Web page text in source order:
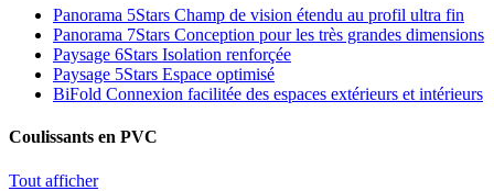
Panorama 5Stars Champ de vision étendu au profil ultra fin
Panorama 7Stars Conception pour les très grandes dimensions
Paysage 6Stars Isolation renforçée
Paysage 5Stars Espace optimisé
BiFold Connexion facilitée des espaces extérieurs et intérieurs
Coulissants en PVC
Tout afficher